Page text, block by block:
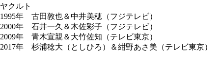
ヤクルト
1995年 古田敦也＆中井美穂（フジテレビ）
2000年 石井一久＆木佐彩子（フジテレビ）
2009年 青木宣親＆大竹佐知（テレビ東京）
2017年 杉浦稔大（としひろ）＆紺野あさ美（テレビ東京）